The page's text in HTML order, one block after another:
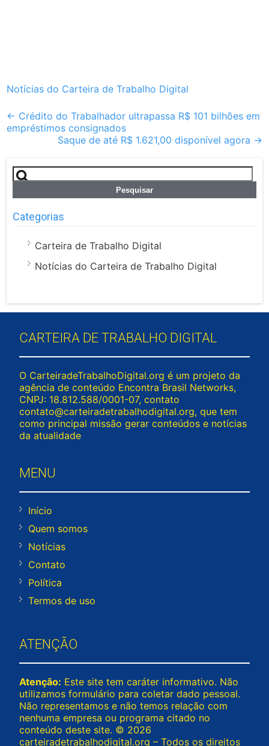
Notícias do Carteira de Trabalho Digital
Post
navigation
← Crédito do Trabalhador ultrapassa R$ 101 bilhões em
empréstimos consignados
Saque de até R$ 1.621,00 disponível agora →
Pesquisar
por:
Categorias
Carteira de Trabalho Digital
Notícias do Carteira de Trabalho Digital
CARTEIRA DE TRABALHO DIGITAL
O CarteiradeTrabalhoDigital.org é um projeto da
agência de conteúdo Encontra Brasil Networks,
CNPJ: 18.812.588/0001-07, contato
contato@carteiradetrabalhodigital.org, que tem
como principal missão gerar conteúdos e notícias
da atualidade
MENU
Início
Quem somos
Notícias
Contato
Política
Termos de uso
ATENÇÃO
Atenção: Este site tem caráter informativo. Não
utilizamos formulário para coletar dado pessoal.
Não representamos e não temos relação com
nenhuma empresa ou programa citado no
conteúdo deste site. © 2026
carteiradetrabalhodigital.org – Todos os direitos